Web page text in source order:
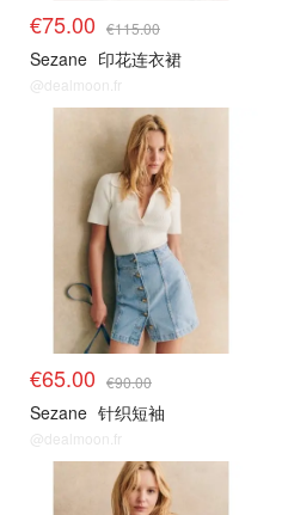
€75.00 €115.00
Sezane 印花连衣裙
@dealmoon.fr
€65.00 €90.00
Sezane 针织短袖
@dealmoon.fr